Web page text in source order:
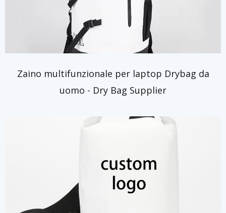
Zaino multifunzionale per laptop Drybag da
uomo - Dry Bag Supplier